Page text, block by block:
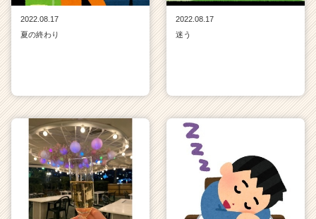
2022.08.17
夏の終わり
2022.08.17
迷う